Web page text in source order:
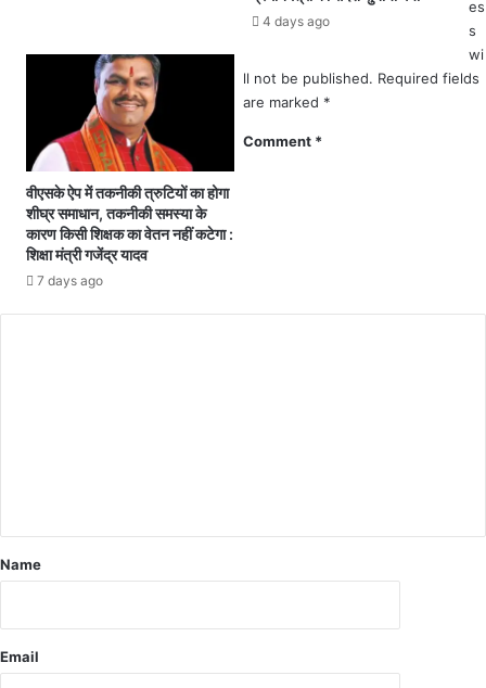
से
स
र
री
4 days ago
वीएसके ऐप में तकनीकी त्रुटियों का होगा
शीघ्र समाधान, तकनीकी समस्या के
कारण किसी शिक्षक का वेतन नहीं कटेगा :
शिक्षा मंत्री गजेंद्र यादव
7 days ago
es
s
wi
ll not be published. Required fields
are marked *
Comment *
Name
Email